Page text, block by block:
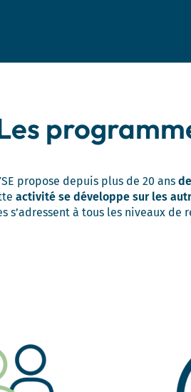
propose depuis plus de 20 ans
activité se développe sur les
s’adressent à tous les niveaux de